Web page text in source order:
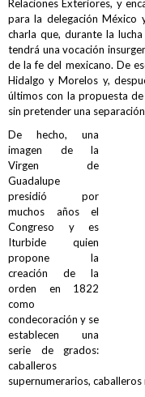
Relaciones Exteriores, y
para la delegación México
charla que, durante la
tendrá una vocación
de la fe del mexicano. De
Hidalgo y Morelos y,
últimos con la propuesta
sin pretender una
De hecho, una
imagen de la
Virgen de
Guadalupe
presidió por
muchos años el
Congreso y es
Iturbide quien
propone la
creación de la
orden en 1822
como
condecoración y se
establecen una
serie de grados:
caballeros
supernumerarios,